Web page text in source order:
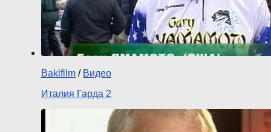
Baklfilm / Видео
Италия Гарда 2